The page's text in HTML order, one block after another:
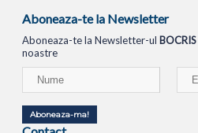
Aboneaza-te la Newsletter
Aboneaza-te la Newsletter-ul BOCRIS
noastre
Aboneaza-ma!